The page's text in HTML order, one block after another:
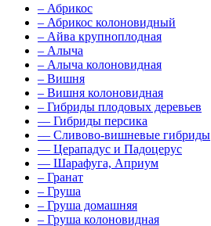
– Абрикос
– Абрикос колоновидный
– Айва крупноплодная
– Алыча
– Алыча колоновидная
– Вишня
– Вишня колоновидная
– Гибриды плодовых деревьев
–– Гибриды персика
–– Сливово-вишневые гибриды
–– Церападус и Падоцерус
–– Шарафуга, Априум
– Гранат
– Груша
– Груша домашняя
– Груша колоновидная